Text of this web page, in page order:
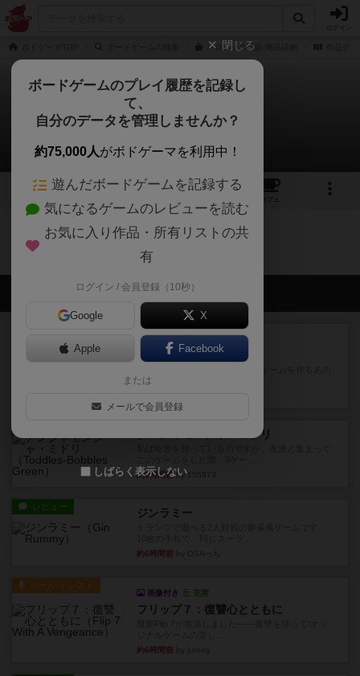
バロニィの通販/商品詳細
バロニィ
0件の戦略やコツ
8 12
カフェ
バロニィのトップに戻る
会員の新しい投稿
フィッシェン
人がデザイン。箱絵からもう...
ナンジャモンジャ・ミドリ
約5時間前by 155973
レビュー ジンラミー
約6時間前
ルール/インスト
画像付き 充実
フリップ７：復讐心とともに
約6時間前
閉じる
ボードゲームのプレイ履歴を記録し
て、
自分のデータを管理しませんか？
約75,000人がボドゲーマを利用中！
遊んだボードゲームを記録する
気になるゲームのレビューを読む
お気に入り作品・所有リストの共
有
ログイン / 会員登録（10秒）
Google X
Apple Facebook
または
メールで会員登録
しばらく表示しない